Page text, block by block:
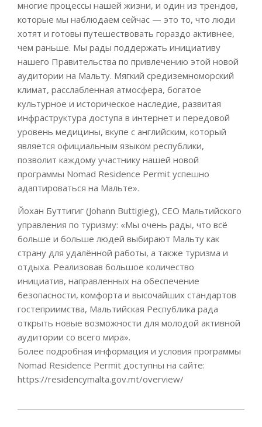
многие процессы нашей жизни, и один из трендов,
которые мы наблюдаем сейчас — это то, что люди
хотят и готовы путешествовать гораздо активнее,
чем раньше. Мы рады поддержать инициативу
нашего Правительства по привлечению этой новой
аудитории на Мальту. Мягкий средиземноморский
климат, расслабленная атмосфера, богатое
культурное и историческое наследие, развитая
инфраструктура доступа в интернет и передовой
уровень медицины, вкупе с английским, который
является официальным языком республики,
позволит каждому участнику нашей новой
программы Nomad Residence Permit успешно
адаптироваться на Мальте».
Йохан Буттигиг (Johann Buttigieg), CEO Мальтийского
управления по туризму: «Мы очень рады, что всё
больше и больше людей выбирают Мальту как
страну для удалённой работы, а также туризма и
отдыха. Реализовав большое количество
инициатив, направленных на обеспечение
безопасности, комфорта и высочайших стандартов
гостеприимства, Мальтийская Республика рада
открыть новые возможности для молодой активной
аудитории со всего мира».
Более подробная информация и условия программы
Nomad Residence Permit доступны на сайте:
https://residencymalta.gov.mt/overview/